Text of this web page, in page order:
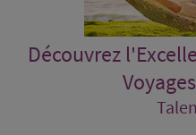
Découvrez